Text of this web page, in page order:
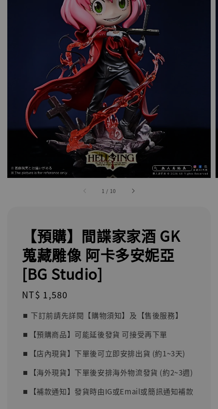
1 / 10
【預購】間諜家家酒 GK
蒐藏雕像 阿卡多安妮亞
[BG Studio]
Regular
NT$ 1,580
⏹︎ 下訂前請先詳閱【購物須知】及【售後服務】
⏹︎【預購商品】可能延後發貨 可接受再下單
⏹︎【店內現貨】下單後可立即安排出貨 (約1~3天)
⏹︎【海外現貨】下單後安排海外物流發貨 (約2~3週)
⏹︎【補款通知】發貨時由IG或Email或簡訊通知補款